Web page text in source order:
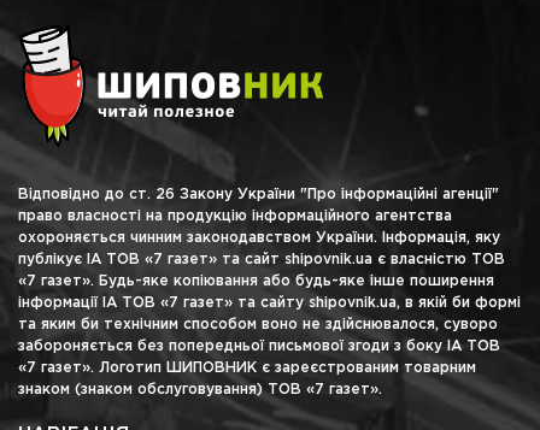
Відповідно до ст. 26 Закону України "Про інформаційні агенції"
право власності на продукцію інформаційного агентства
охороняється чинним законодавством України. Інформація, яку
публікує ІА ТОВ «7 газет» та сайт shipovnik.ua є власністю ТОВ
«7 газет». Будь-яке копіювання або будь-яке інше поширення
інформації ІА ТОВ «7 газет» та сайту shipovnik.ua, в якій би формі
та яким би технічним способом воно не здійснювалося, суворо
забороняється без попередньої письмової згоди з боку ІА ТОВ
«7 газет». Логотип ШИПОВНИК є зареєстрованим товарним
знаком (знаком обслуговування) ТОВ «7 газет».